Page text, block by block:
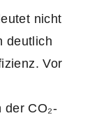
nicht
deutlich
Vor
der CO₂-